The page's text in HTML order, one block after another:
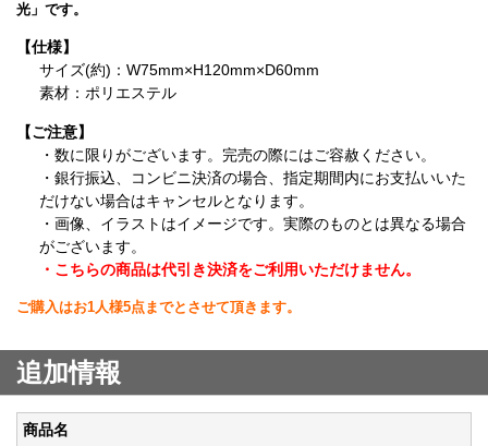
光」です。
【仕様】
サイズ(約)：W75mm×H120mm×D60mm
素材：ポリエステル
【ご注意】
・数に限りがございます。完売の際にはご容赦ください。
・銀行振込、コンビニ決済の場合、指定期間内にお支払いいた
だけない場合はキャンセルとなります。
・画像、イラストはイメージです。実際のものとは異なる場合
がございます。
・こちらの商品は代引き決済をご利用いただけません。
ご購入はお1人様5点までとさせて頂きます。
追加情報
商品名